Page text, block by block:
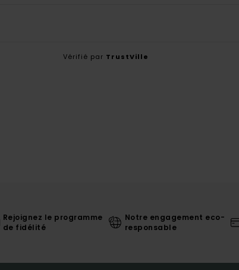
Vérifié par TrustVille
Rejoignez le programme
de fidélité
Notre engagement eco-
responsable